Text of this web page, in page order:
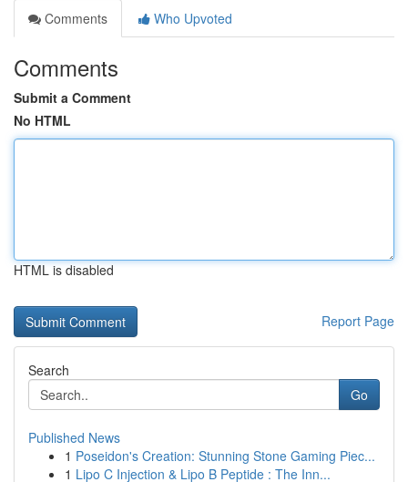
Comments
Who Upvoted
Comments
Submit a Comment
No HTML
HTML is disabled
Report Page
Search
Go
Published News
1 Poseidon's Creation: Stunning Stone Gaming Piec...
1 Lipo C Injection & Lipo B Peptide : The Inn...